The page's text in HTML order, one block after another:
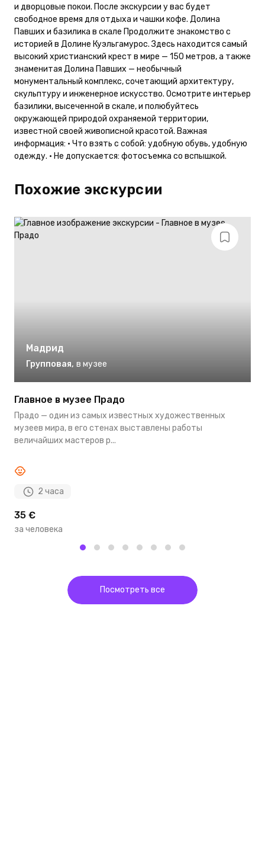
и дворцовые покои. После экскурсии у вас будет
свободное время для отдыха и чашки кофе. Долина
Павших и базилика в скале Продолжите знакомство с
историей в Долине Куэльгамурос. Здесь находится самый
высокий христианский крест в мире — 150 метров, а также
знаменитая Долина Павших — необычный
монументальный комплекс, сочетающий архитектуру,
скульптуру и инженерное искусство. Осмотрите интерьер
базилики, высеченной в скале, и полюбуйтесь
окружающей природой охраняемой территории,
известной своей живописной красотой. Важная
информация: • Что взять с собой: удобную обувь, удобную
одежду. • Не допускается: фотосъемка со вспышкой.
Похожие экскурсии
Мадрид
Групповая, в музее
Главное в музее Прадо
Прадо — один из самых известных художественных
музеев мира, в его стенах выставлены работы
величайших мастеров р...
2 часа
35 €
за человека
Посмотреть все